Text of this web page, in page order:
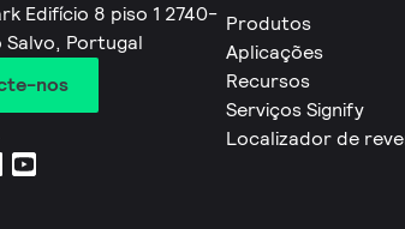
Edifício 8 piso 1 2740-
Portugal
nos
Produtos
Aplicações
Recursos
Serviços Signify
Localizador de